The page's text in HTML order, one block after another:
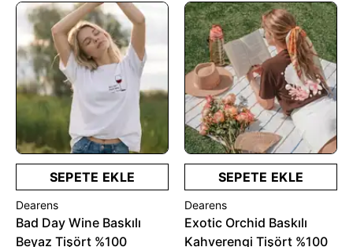
SEPETE EKLE
Dearens
Bad Day Wine Baskılı
Beyaz Tişört %100
SEPETE EKLE
Dearens
Exotic Orchid Baskılı
Kahverengi Tişört %100